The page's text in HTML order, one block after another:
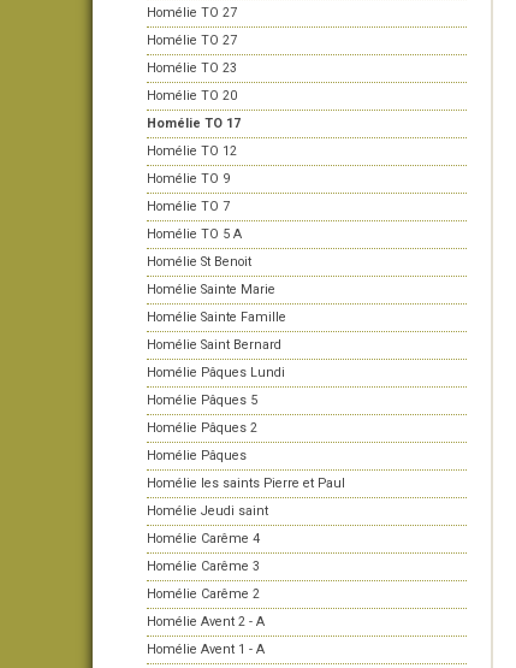
Homélie TO 27
Homélie TO 27
Homélie TO 23
Homélie TO 20
Homélie TO 17
Homélie TO 12
Homélie TO 9
Homélie TO 7
Homélie TO 5 A
Homélie St Benoit
Homélie Sainte Marie
Homélie Sainte Famille
Homélie Saint Bernard
Homélie Pâques Lundi
Homélie Pâques 5
Homélie Pâques 2
Homélie Pâques
Homélie les saints Pierre et Paul
Homélie Jeudi saint
Homélie Carême 4
Homélie Carême 3
Homélie Carême 2
Homélie Avent 2 - A
Homélie Avent 1 - A